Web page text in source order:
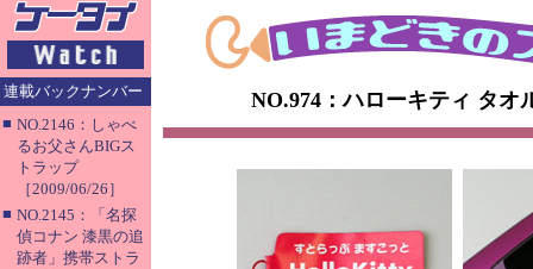
連載バックナンバー
■ NO.2146：しゃべ
るお父さんBIGス
トラップ
［2009/06/26］
■ NO.2145：「名探
偵コナン 漆黒の追
跡者」携帯ストラ
NO.974：ハローキティ タオ